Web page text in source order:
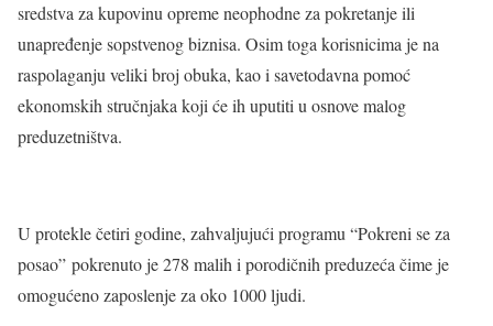
sredstva za kupovinu opreme neophodne za pokretanje ili
unapređenje sopstvenog biznisa. Osim toga korisnicima je na
raspolaganju veliki broj obuka, kao i savetodavna pomoć
ekonomskih stručnjaka koji će ih uputiti u osnove malog
preduzetništva.
U protekle četiri godine, zahvaljujući programu “Pokreni se za
posao” pokrenuto je 278 malih i porodičnih preduzeća čime je
omogućeno zaposlenje za oko 1000 ljudi.